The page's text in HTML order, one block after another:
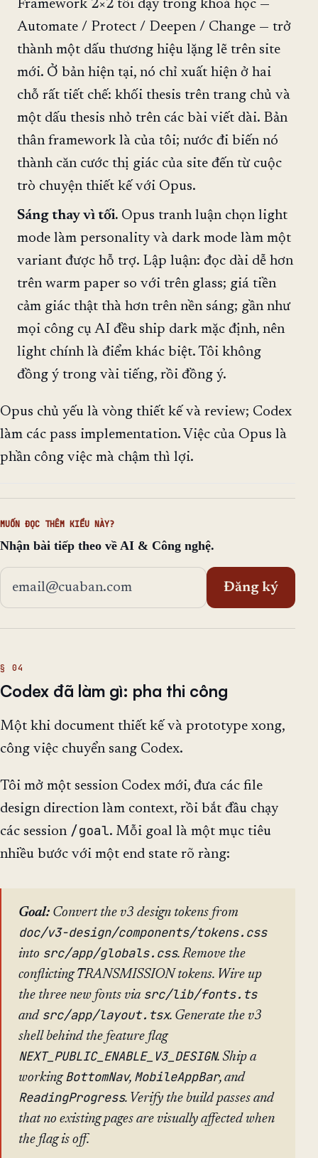
Framework 2×2 tôi dạy trong khoá học —
Automate / Protect / Deepen / Change — trở
thành một dấu thương hiệu lặng lẽ trên site
mới. Ở bản hiện tại, nó chỉ xuất hiện ở hai
chỗ rất tiết chế: khối thesis trên trang chủ và
một dấu thesis nhỏ trên các bài viết dài. Bản
thân framework là của tôi; nước đi biến nó
thành căn cước thị giác của site đến từ cuộc
trò chuyện thiết kế với Opus.
Sáng thay vì tối. Opus tranh luận chọn light
mode làm personality và dark mode làm một
variant được hỗ trợ. Lập luận: đọc dài dễ hơn
trên warm paper so với trên glass; giá tiền
cảm giác thật thà hơn trên nền sáng; gần như
mọi công cụ AI đều ship dark mặc định, nên
light chính là điểm khác biệt. Tôi không
đồng ý trong vài tiếng, rồi đồng ý.
Opus chủ yếu là vòng thiết kế và review; Codex
làm các pass implementation. Việc của Opus là
phần công việc mà chậm thì lợi.
MUỐN ĐỌC THÊM KIỂU NÀY?
Nhận bài tiếp theo về AI & Công nghệ.
Địa chỉ email
Đăng ký
Codex đã làm gì: pha thi công
Một khi document thiết kế và prototype xong,
công việc chuyển sang Codex.
Tôi mở một session Codex mới, đưa các file
design direction làm context, rồi bắt đầu chạy
các session /goal. Mỗi goal là một mục tiêu
nhiều bước với một end state rõ ràng:
Goal: Convert the v3 design tokens from
doc/v3-design/components/tokens.css
into src/app/globals.css. Remove the
conflicting TRANSMISSION tokens. Wire up
the three new fonts via src/lib/fonts.ts
and src/app/layout.tsx. Generate the v3
shell behind the feature flag
NEXT_PUBLIC_ENABLE_V3_DESIGN. Ship a
working BottomNav, MobileAppBar, and
ReadingProgress. Verify the build passes and
that no existing pages are visually affected when
the flag is off.